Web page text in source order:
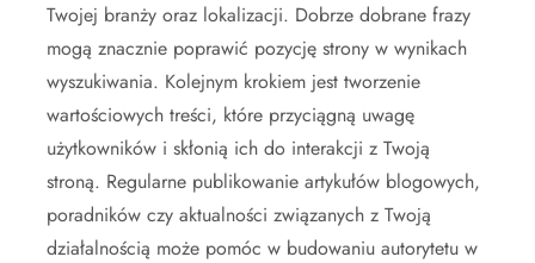
Twojej branży oraz lokalizacji. Dobrze dobrane frazy
mogą znacznie poprawić pozycję strony w wynikach
wyszukiwania. Kolejnym krokiem jest tworzenie
wartościowych treści, które przyciągną uwagę
użytkowników i skłonią ich do interakcji z Twoją
stroną. Regularne publikowanie artykułów blogowych,
poradników czy aktualności związanych z Twoją
działalnością może pomóc w budowaniu autorytetu w